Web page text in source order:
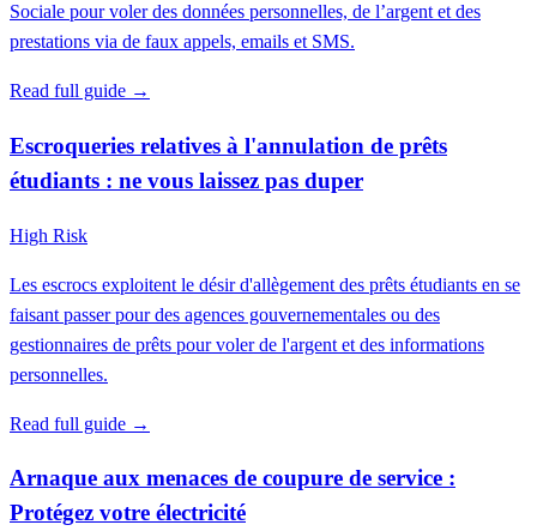
Sociale pour voler des données personnelles, de l’argent et des
prestations via de faux appels, emails et SMS.
Read full guide →
Escroqueries relatives à l'annulation de prêts
étudiants : ne vous laissez pas duper
High Risk
Les escrocs exploitent le désir d'allègement des prêts étudiants en se
faisant passer pour des agences gouvernementales ou des
gestionnaires de prêts pour voler de l'argent et des informations
personnelles.
Read full guide →
Arnaque aux menaces de coupure de service :
Protégez votre électricité